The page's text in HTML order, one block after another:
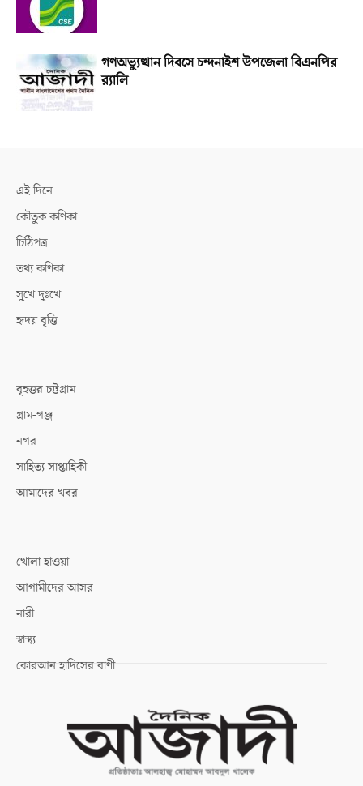
গণঅভ্যুত্থান দিবসে চন্দনাইশ উপজেলা বিএনপির
র‌্যালি
এই দিনে
কৌতুক কণিকা
চিঠিপত্র
তথ্য কণিকা
সুখে দুঃখে
হৃদয় বৃত্তি
বৃহত্তর চট্টগ্রাম
গ্রাম-গঞ্জ
নগর
সাহিত্য সাপ্তাহিকী
আমাদের খবর
খোলা হাওয়া
আগামীদের আসর
নারী
স্বাস্থ্য
কোরআন হাদিসের বাণী